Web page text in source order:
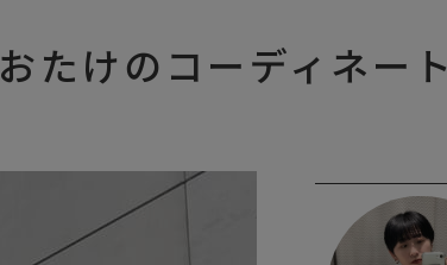
おたけのコーディネート